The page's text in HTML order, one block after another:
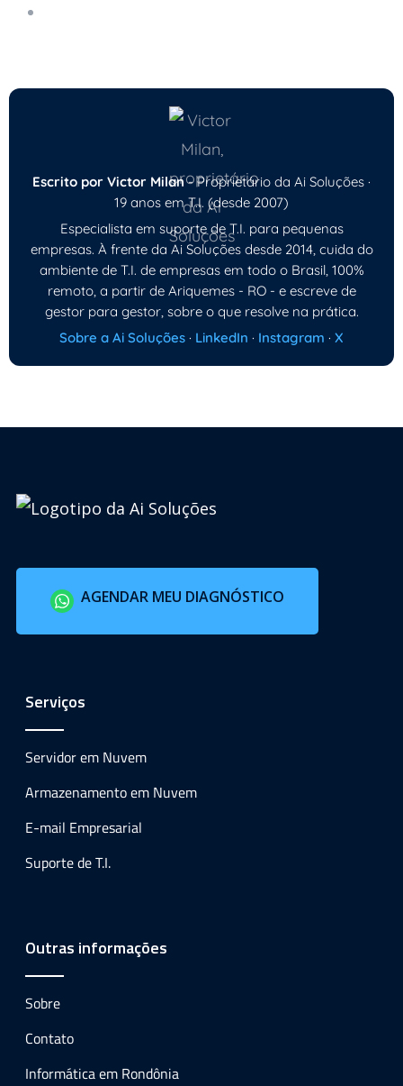
Escrito por Victor Milan- Proprietário da Ai Soluções ·
19 anos em T.I. (desde 2007)
Especialista em suporte de T.I. para pequenas
empresas. À frente da Ai Soluções desde 2014, cuida do
ambiente de T.I. de empresas em todo o Brasil, 100%
remoto, a partir de Ariquemes - RO - e escreve de
gestor para gestor, sobre o que resolve na prática.
Sobre a Ai Soluções · LinkedIn · Instagram · X
AGENDAR MEU DIAGNÓSTICO
Serviços
Servidor em Nuvem
Armazenamento em Nuvem
E-mail Empresarial
Suporte de T.I.
Outras informações
Sobre
Contato
Informática em Rondônia